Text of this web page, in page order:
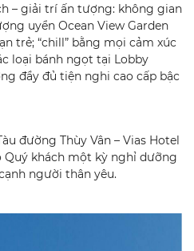
– giải trí ấn tượng: không gian
uyển Ocean View Garden
trẻ; “chill” bằng mọi cảm xúc
loại bánh ngọt tại Lobby
đầy đủ tiện nghi cao cấp bậc
đường Thùy Vân – Vias Hotel
Quý khách một kỳ nghỉ dưỡng
người thân yêu.